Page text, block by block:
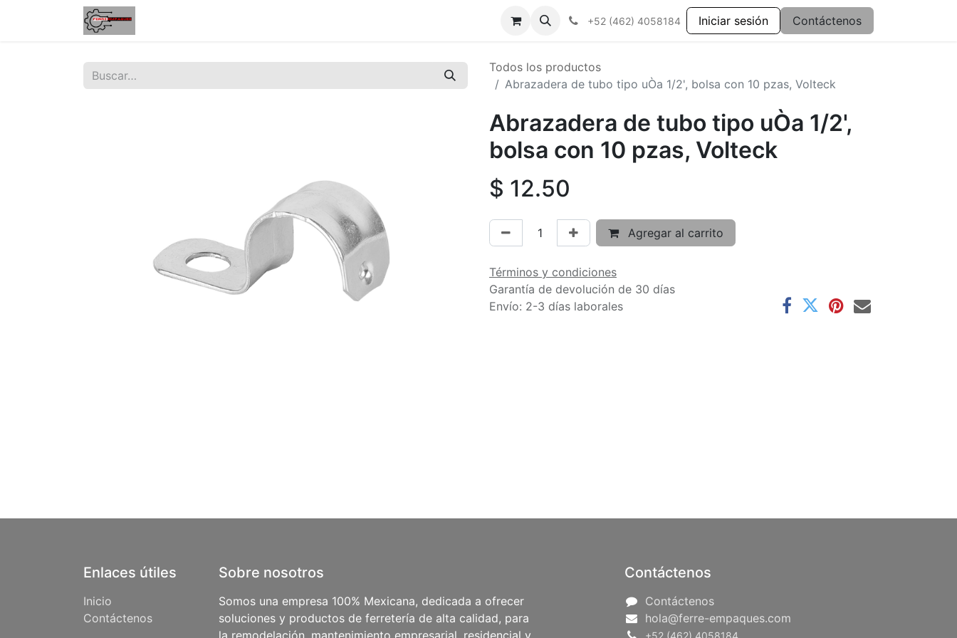
+52 (462) 4058184 Iniciar sesión Contáctenos
Todos los productos
Abrazadera de tubo tipo uÒa 1/2', bolsa con 10 pzas, Volteck
Abrazadera de tubo tipo uÒa 1/2',
bolsa con 10 pzas, Volteck
$ 12.50
Agregar al carrito
Términos y condiciones
Garantía de devolución de 30 días
Envío: 2-3 días laborales
Enlaces útiles
Inicio
Contáctenos
Sobre nosotros
Somos una empresa 100% Mexicana, dedicada a ofrecer
soluciones y productos de ferretería de alta calidad, para
la remodelación, mantenimiento empresarial, residencial y
Contáctenos
Contáctenos
hola@ferre-empaques.com
+52 (462) 4058184